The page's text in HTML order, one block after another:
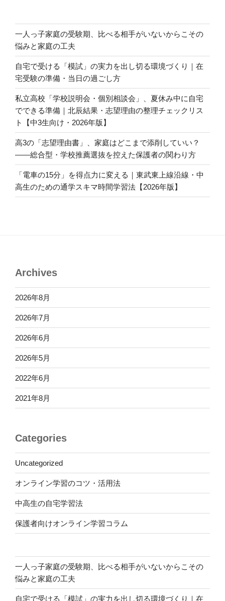
一人っ子家庭の受験期、比べる相手がいないからこその
悩みと家庭の工夫
自宅で受ける「模試」の実力を出し切る環境づくり｜在
宅受験の準備・当日の過ごし方
私立高校「学校説明会・個別相談会」、夏休み中に自宅
でできる準備｜北辰結果・志望理由の整理チェックリス
ト【中3生向け・2026年版】
高3の「志望理由書」、家庭はどこまで添削していい？
――総合型・学校推薦選抜を控えた保護者の関わり方
「電車の15分」を得点力に変える｜東武東上線沿線・中
高生のための通学スキマ時間学習法【2026年版】
Archives
2026年8月
2026年7月
2026年6月
2026年5月
2022年6月
2021年8月
Categories
Uncategorized
オンライン学習のコツ・活用法
中高生の自宅学習法
保護者向けオンライン学習コラム
一人っ子家庭の受験期、比べる相手がいないからこその
悩みと家庭の工夫
自宅で受ける「模試」の実力を出し切る環境づくり｜在